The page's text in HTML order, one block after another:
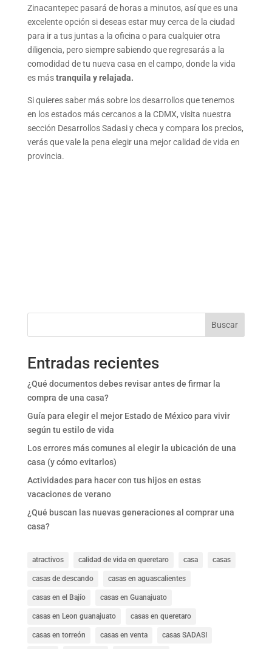
Zinacantepec pasará de horas a minutos, así que es una
excelente opción si deseas estar muy cerca de la ciudad
para ir a tus juntas a la oficina o para cualquier otra
diligencia, pero siempre sabiendo que regresarás a la
comodidad de tu nueva casa en el campo, donde la vida
es mástranquila y relajada.
Si quieres saber más sobre los desarrollos que tenemos
en los estados más cercanos a la CDMX, visita nuestra
sección Desarrollos Sadasi y checa y compara los precios,
verás que vale la pena elegir una mejor calidad de vida en
provincia.
Buscar
Entradas recientes
¿Qué documentos debes revisar antes de firmar la
compra de una casa?
Guía para elegir el mejor Estado de México para vivir
según tu estilo de vida
Los errores más comunes al elegir la ubicación de una
casa (y cómo evitarlos)
Actividades para hacer con tus hijos en estas
vacaciones de verano
¿Qué buscan las nuevas generaciones al comprar una
casa?
atractivos calidad de vida en queretaro casa casas
casas de descando casas en aguascalientes
casas en el Bajío casas en Guanajuato
casas en Leon guanajuato casas en queretaro
casas en torreón casas en venta casas SADASI